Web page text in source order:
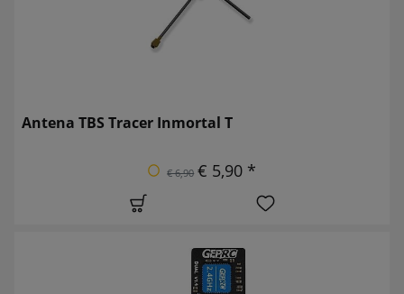
Antena TBS Tracer Inmortal T
€ 6,90 € 5,90 *